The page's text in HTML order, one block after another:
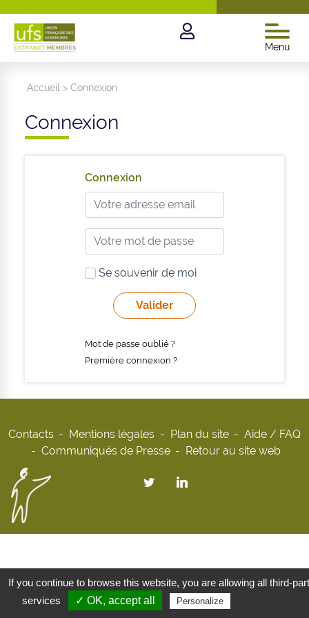
Menu
Accueil >Connexion
Connexion
Connexion
Se souvenir de moi
Mot de passe oublié ?
Première connexion ?
Contacts Mentions légales Plan du site
Aide / FAQ
Communiqués de Presse
Retour au site web
If you continue to browse this website, you are allowing all third-
services
✓ OK, accept all Personalize